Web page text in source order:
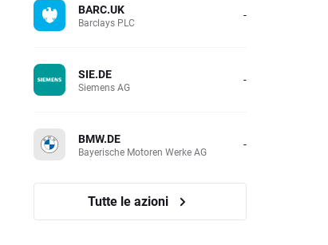
BARC.UK
Barclays PLC -
SIE.DE
Siemens AG -
BMW.DE
Bayerische Motoren Werke AG -
Tutte le azioni